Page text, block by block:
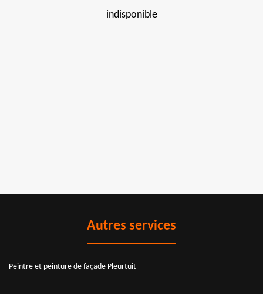
indisponible
Autres services
Peintre et peinture de façade Pleurtuit